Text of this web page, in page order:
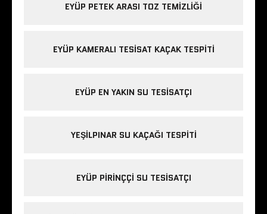
EYÜP PETEK ARASI TOZ TEMIZLIĞI
EYÜP KAMERALI TESISAT KAÇAK TESPITI
EYÜP EN YAKIN SU TESISATÇI
YEŞILPINAR SU KAÇAĞI TESPITI
EYÜP PIRINÇÇI SU TESISATÇI